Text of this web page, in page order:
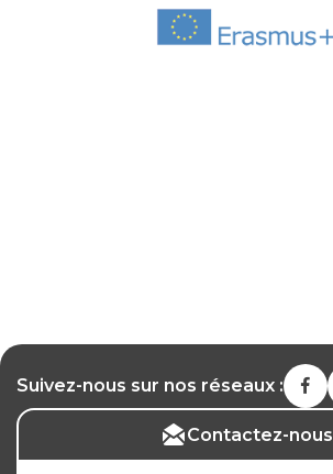
Suivez-nous sur nos réseaux :
Contactez-nous